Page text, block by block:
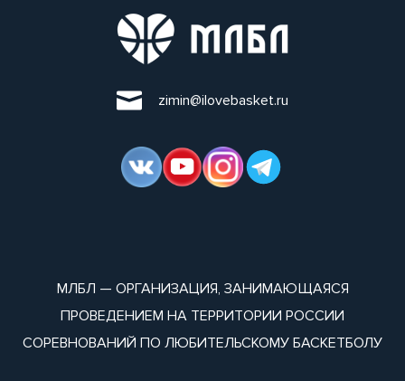
zimin@ilovebasket.ru
МЛБЛ — ОРГАНИЗАЦИЯ, ЗАНИМАЮЩАЯСЯ
ПРОВЕДЕНИЕМ НА ТЕРРИТОРИИ РОССИИ
СОРЕВНОВАНИЙ ПО ЛЮБИТЕЛЬСКОМУ БАСКЕТБОЛУ